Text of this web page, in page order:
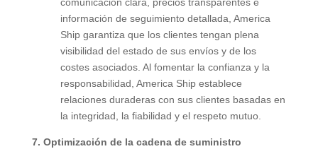
información de seguimiento detallada, America
Ship garantiza que los clientes tengan plena
visibilidad del estado de sus envíos y de los
costes asociados. Al fomentar la confianza y la
responsabilidad, America Ship establece
relaciones duraderas con sus clientes basadas en
la integridad, la fiabilidad y el respeto mutuo.
7. Optimización de la cadena de suministro